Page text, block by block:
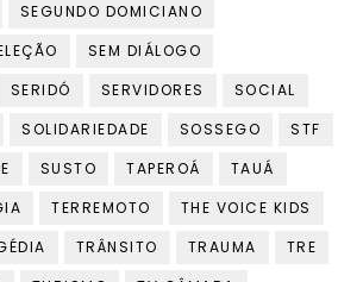
SEGUNDO DOMICIANO
SEM DIÁLOGO
SERIDÓ SERVIDORES
SOCIAL
SOLIDARIEDADE SOSSEGO
STF
SUSTO TAPEROÁ
TAUÁ
TERREMOTO
THE VOICE KIDS
TRÂNSITO TRAUMA
TRE